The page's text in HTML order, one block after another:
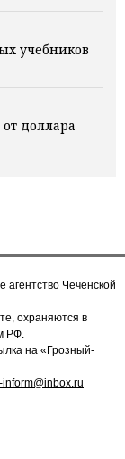
учебников
доллара
Чеченской
охраняются в
РФ.
на «Грозный-